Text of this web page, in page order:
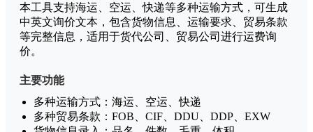
本工具支持海运、空运、快递等多种运输方式，可生成
中英文询价文本，包含货物信息、运输要求、贸易条款
等完整信息，适用于货代公司、贸易公司进行运费询
价。
主要功能
多种运输方式：海运、空运、快递
多种贸易条款：FOB、CIF、DDU、DDP、EXW